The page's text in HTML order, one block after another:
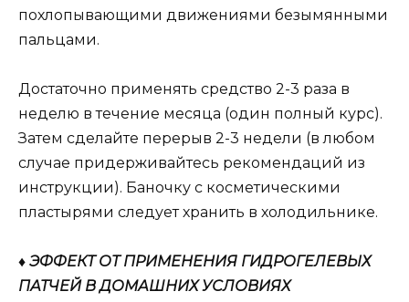
похлопывающими движениями безымянными
пальцами.
Достаточно применять средство 2-3 раза в
неделю в течение месяца (один полный курс).
Затем сделайте перерыв 2-3 недели (в любом
случае придерживайтесь рекомендаций из
инструкции). Баночку с косметическими
пластырями следует хранить в холодильнике.
♦ ЭФФЕКТ ОТ ПРИМЕНЕНИЯ ГИДРОГЕЛЕВЫХ
ПАТЧЕЙ В ДОМАШНИХ УСЛОВИЯХ